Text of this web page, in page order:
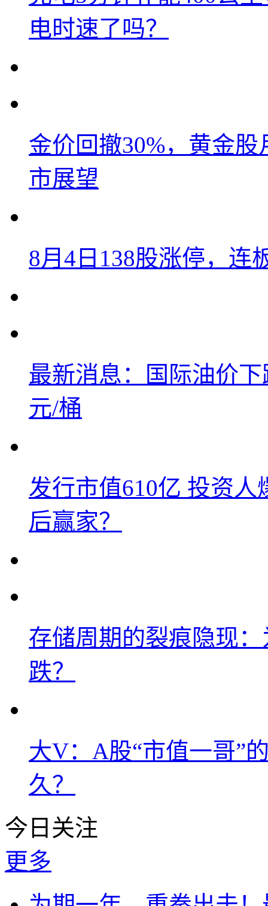
电时速了吗？
金价回撤30%，黄金
市展望
8月4日138股涨停，连
最新消息：国际油价
元/桶
发行市值610亿 投资
后赢家？
存储周期的裂痕隐现
跌？
大V：A股“市值一哥”
久？
今日关注
更多